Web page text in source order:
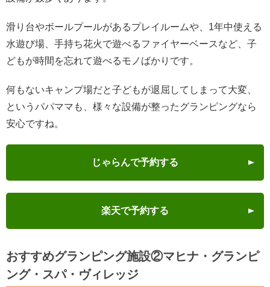
滑り台やボールプールがあるプレイルームや、1年中使える
水遊び場、手持ち花火で遊べるファイヤーベースなど、子
どもが時間を忘れて遊べるモノばかりです。
何もないキャンプ場だと子どもが退屈してしまって大変、
というパパママも、様々な設備が整ったグランピングなら
安心ですね。
じゃらんで予約する
楽天で予約する
おすすめグランピング施設②マヒナ・グランピ
ング・スパ・ヴィレッジ